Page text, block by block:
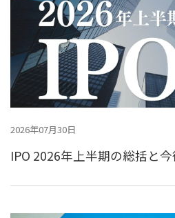
2026年07月30日
IPO 2026年上半期の総括と